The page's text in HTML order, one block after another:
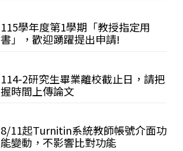
115學年度第1學期「教授指定用
書」，歡迎踴躍提出申請!
114-2研究生畢業離校截止日，請把
握時間上傳論文
8/11起Turnitin系統教師帳號介面功
能變動，不影響比對功能